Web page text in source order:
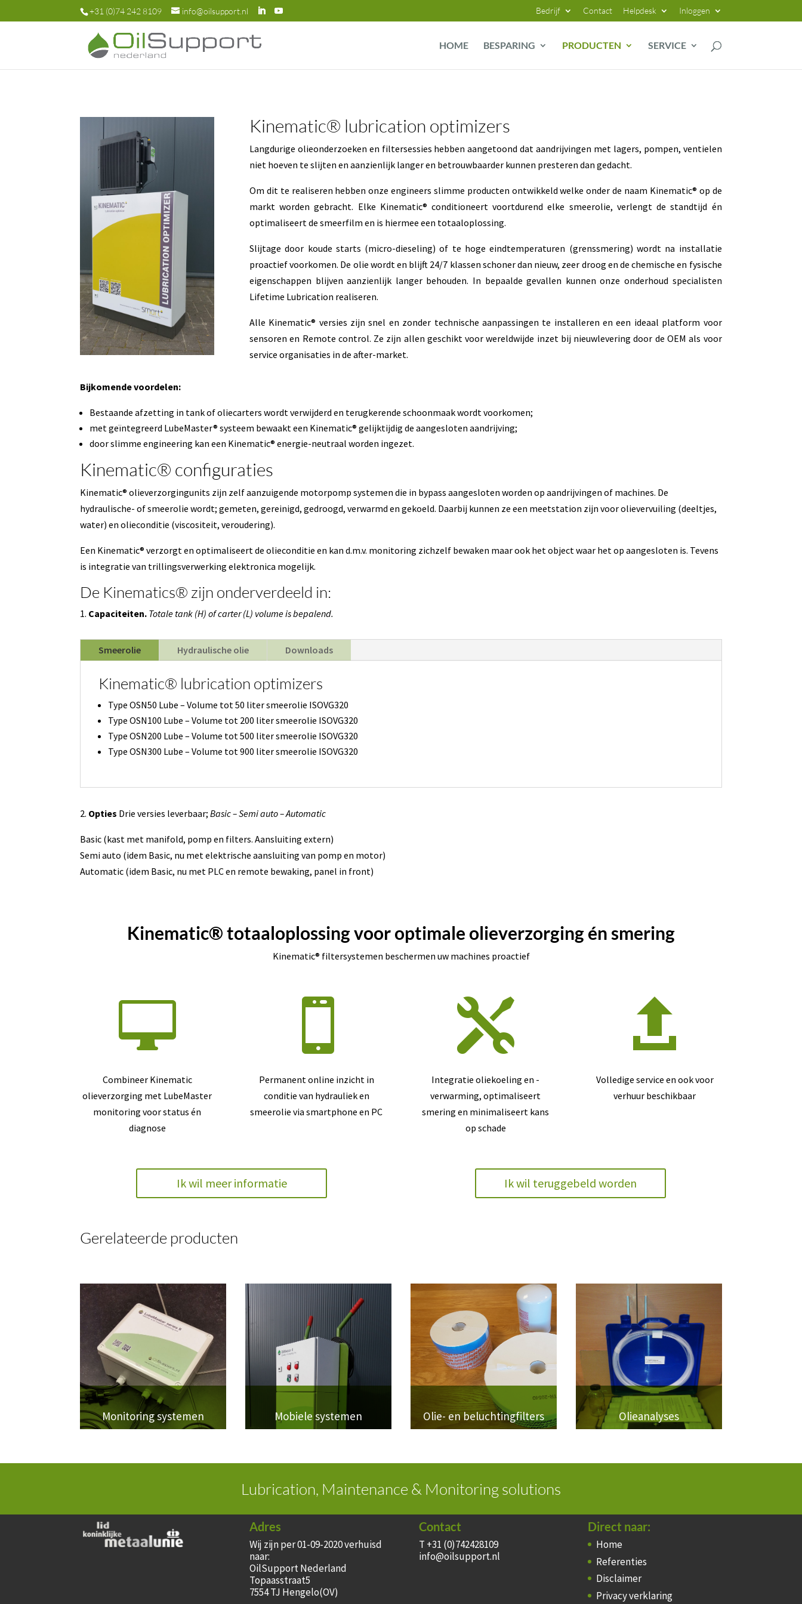
+31 (0)74 242 8109 info@oilsupport.nl Bedrijf Contact Helpdesk Inloggen
HOME BESPARING PRODUCTEN SERVICE
Kinematic® lubrication optimizers
Langdurige olieonderzoeken en filtersessies hebben aangetoond dat aandrijvingen met lagers, pompen, ventielen
niet hoeven te slijten en aanzienlijk langer en betrouwbaarder kunnen presteren dan gedacht.
Om dit te realiseren hebben onze engineers slimme producten ontwikkeld welke onder de naam Kinematic® op de
markt worden gebracht. Elke Kinematic® conditioneert voortdurend elke smeerolie, verlengt de standtijd én
optimaliseert de smeerfilm en is hiermee een totaaloplossing.
Slijtage door koude starts (micro-dieseling) of te hoge eindtemperaturen (grenssmering) wordt na installatie
proactief voorkomen. De olie wordt en blijft 24/7 klassen schoner dan nieuw, zeer droog en de chemische en fysische
eigenschappen blijven aanzienlijk langer behouden. In bepaalde gevallen kunnen onze onderhoud specialisten
Lifetime Lubrication realiseren.
Alle Kinematic® versies zijn snel en zonder technische aanpassingen te installeren en een ideaal platform voor
sensoren en Remote control. Ze zijn allen geschikt voor wereldwijde inzet bij nieuwlevering door de OEM als voor
service organisaties in de after-market.
Bijkomende voordelen:
Bestaande afzetting in tank of oliecarters wordt verwijderd en terugkerende schoonmaak wordt voorkomen;
met geïntegreerd LubeMaster® systeem bewaakt een Kinematic® gelijktijdig de aangesloten aandrijving;
door slimme engineering kan een Kinematic® energie-neutraal worden ingezet.
Kinematic® configuraties
Kinematic® olieverzorgingunits zijn zelf aanzuigende motorpomp systemen die in bypass aangesloten worden op aandrijvingen of machines. De
hydraulische- of smeerolie wordt; gemeten, gereinigd, gedroogd, verwarmd en gekoeld. Daarbij kunnen ze een meetstation zijn voor olievervuiling (deeltjes,
water) en olieconditie (viscositeit, veroudering).
Een Kinematic® verzorgt en optimaliseert de olieconditie en kan d.m.v. monitoring zichzelf bewaken maar ook het object waar het op aangesloten is. Tevens
is integratie van trillingsverwerking elektronica mogelijk.
De Kinematics® zijn onderverdeeld in:
1. Capaciteiten. Totale tank (H) of carter (L) volume is bepalend.
Smeerolie Hydraulische olie Downloads
Kinematic® lubrication optimizers
Type OSN50 Lube – Volume tot 50 liter smeerolie ISOVG320
Type OSN100 Lube – Volume tot 200 liter smeerolie ISOVG320
Type OSN200 Lube – Volume tot 500 liter smeerolie ISOVG320
Type OSN300 Lube – Volume tot 900 liter smeerolie ISOVG320
2. Opties Drie versies leverbaar;Basic – Semi auto – Automatic
Basic (kast met manifold, pomp en filters. Aansluiting extern)
Semi auto (idem Basic, nu met elektrische aansluiting van pomp en motor)
Automatic (idem Basic, nu met PLC en remote bewaking, panel in front)
Kinematic® totaaloplossing voor optimale olieverzorging én smering
Kinematic® filtersystemen beschermen uw machines proactief

Combineer Kinematic
olieverzorging met LubeMaster
monitoring voor status én
diagnose

Permanent online inzicht in
conditie van hydrauliek en
smeerolie via smartphone en PC

Integratie oliekoeling en -
verwarming, optimaliseert
smering en minimaliseert kans
op schade

Volledige service en ook voor
verhuur beschikbaar
Ik wil meer informatie Ik wil teruggebeld worden
Gerelateerde producten
Monitoring systemen Mobiele systemen Olie- en beluchtingfilters Olieanalyses
Lubrication, Maintenance & Monitoring solutions
Adres
Wij zijn per 01-09-2020 verhuisd
naar:
OilSupport Nederland
Topaasstraat5
7554 TJ Hengelo(OV)
Contact
T +31 (0)742428109
info@oilsupport.nl
Direct naar:
Home
Referenties
Disclaimer
Privacy verklaring